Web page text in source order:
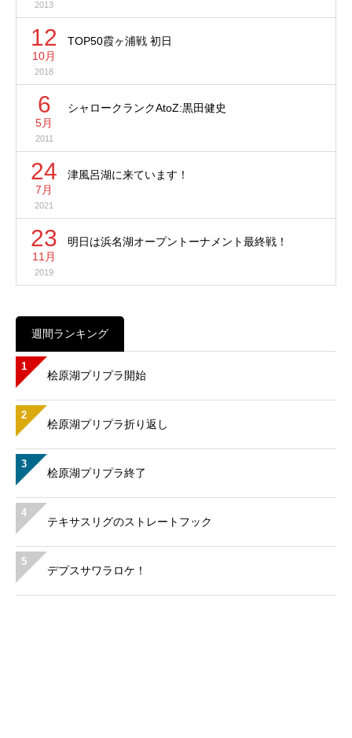
2013
12
10月
2018
TOP50霞ヶ浦戦 初日
6
5月
2011
シャロークランクAtoZ:黒田健史
24
7月
2021
津風呂湖に来ています！
23
11月
2019
明日は浜名湖オープントーナメント最終戦！
週間ランキング
1
桧原湖プリプラ開始
2
桧原湖プリプラ折り返し
3
桧原湖プリプラ終了
4
テキサスリグのストレートフック
5
デプスサワラロケ！